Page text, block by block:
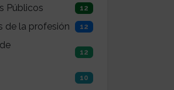
Públicos 12
de la profesión 12
12
10